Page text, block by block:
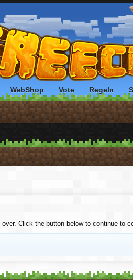
Click the button below to continue to
WebShop Vote Regeln